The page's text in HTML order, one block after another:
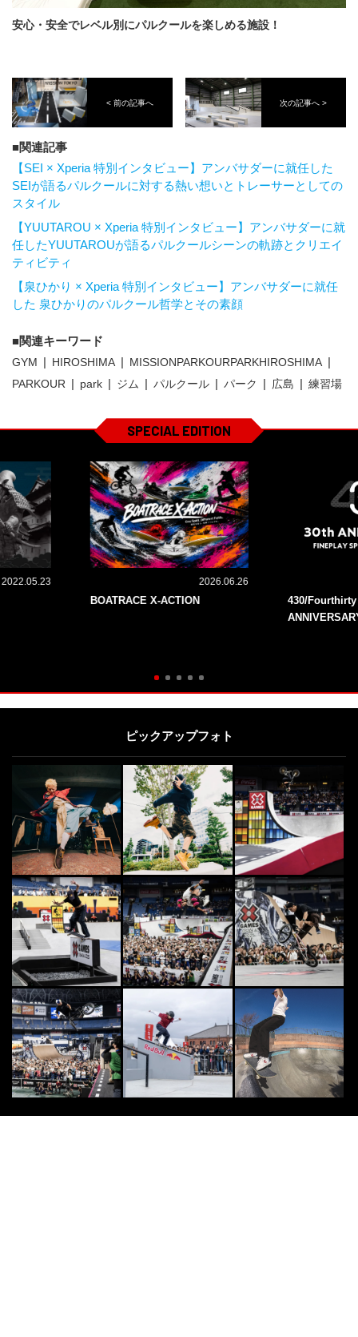
安心・安全でレベル別にパルクールを楽しめる施設！
< 前の記事へ 次の記事へ >
関連記事
【SEI × Xperia 特別インタビュー】アンバサダーに就任した
SEIが語るパルクールに対する熱い想いとトレーサーとしての
スタイル
【YUUTAROU × Xperia 特別インタビュー】アンバサダーに就
任したYUUTAROUが語るパルクールシーンの軌跡とクリエイ
ティビティ
【泉ひかり × Xperia 特別インタビュー】アンバサダーに就任
した 泉ひかりのパルクール哲学とその素顔
関連キーワード
GYM HIROSHIMA
MISSIONPARKOURPARKHIROSHIMA
PARKOUR
park ジム パルクール パーク 広島 練習場
SPECIAL EDITION
2022.05.23 2026.06.26
BOATRACE X-ACTION
430/
ピックアップフォト